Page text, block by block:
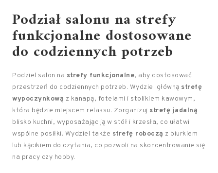
Podział salonu na strefy
funkcjonalne dostosowane
do codziennych potrzeb
Podziel salon na strefy funkcjonalne, aby dostosować
przestrzeń do codziennych potrzeb. Wydziel główną strefę
wypoczynkową z kanapą, fotelami i stolikiem kawowym,
która będzie miejscem relaksu. Zorganizuj strefę jadalną
blisko kuchni, wyposażając ją w stół i krzesła, co ułatwi
wspólne posiłki. Wydziel także strefę roboczą z biurkiem
lub kącikiem do czytania, co pozwoli na skoncentrowanie się
na pracy czy hobby.